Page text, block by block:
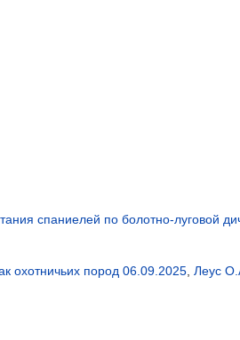
спаниелей по болотно-луговой
охотничьих пород 06.09.2025, Леус